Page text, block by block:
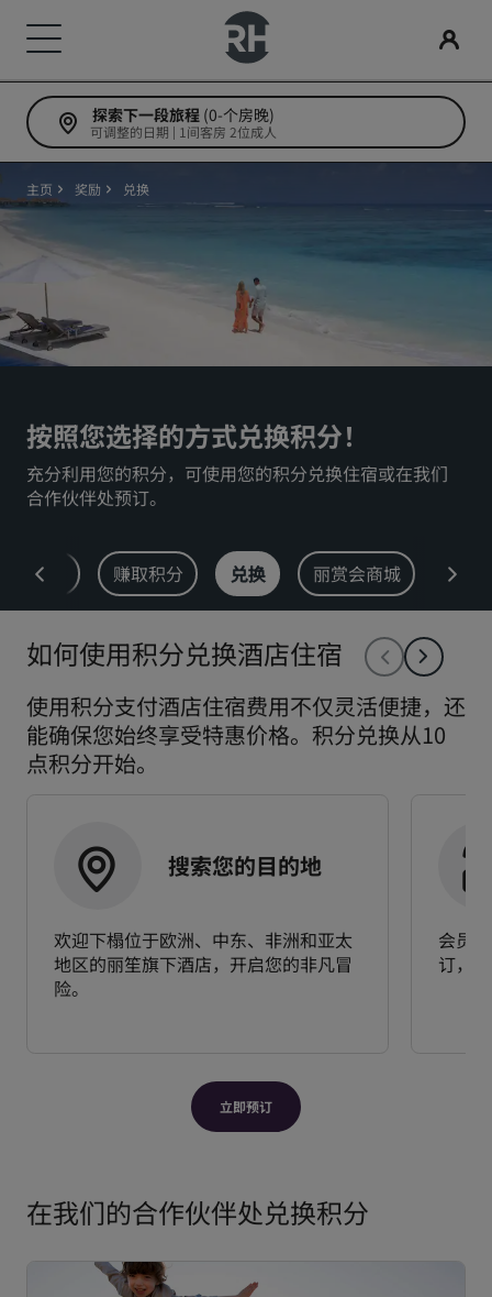
我们的品牌
丽笙酒店集团品牌
丽笙精选
丽筠 丽芮
丽祺 art'otel
Prize by Radisson 丽怡
中国附属品牌
J.
Golden Tulip
查找酒店
目的地
度假酒店
服务式公寓
机场酒店
新开业和即将开业的酒店
会议和活动
探索丽笙会议
预订会议空间
请求报价
活动目的地
行业方案
搜索航班
搜索航班
餐饮
搜索餐厅
数字服务
丽笙酒店集团应用程序
酒店优惠
探索我们的优惠
初次预订？
当日特惠
提前预订
查看套餐
旅行灵感
家庭友好型酒店
Rad Pets
婚礼场地
环保酒店
体育团队住宿
商务旅客
市中心酒店
访问我们的博客
丽赏会
了解丽赏会
会员礼遇
如何使用积分
如何赚取积分
预订人员和策划人员
探索下一段旅程 (0-个房晚)
可调整的日期 | 1间客房 2位成人
主页 奖励 兑换
按照您选择的方式兑换积分！
充分利用您的积分，可使用您的积分兑换住宿或在我们
合作伙伴处预订。
员礼遇 赚取积分 兑换 丽赏会商城 优惠
如何使用积分兑换酒店住宿
使用积分支付酒店住宿费用不仅灵活便捷，还
能确保您始终享受特惠价格。积分兑换从10
点积分开始。
搜索您的目的地
欢迎下榻位于欧洲、中东、非洲和亚太
地区的丽笙旗下酒店，开启您的非凡冒
险。
会员
订，
立即预订
在我们的合作伙伴处兑换积分